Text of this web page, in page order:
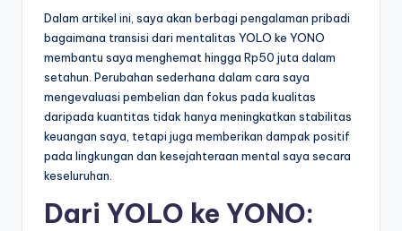
Dalam artikel ini, saya akan berbagi pengalaman pribadi
bagaimana transisi dari mentalitas YOLO ke YONO
membantu saya menghemat hingga Rp50 juta dalam
setahun. Perubahan sederhana dalam cara saya
mengevaluasi pembelian dan fokus pada kualitas
daripada kuantitas tidak hanya meningkatkan stabilitas
keuangan saya, tetapi juga memberikan dampak positif
pada lingkungan dan kesejahteraan mental saya secara
keseluruhan.
Dari YOLO ke YONO: